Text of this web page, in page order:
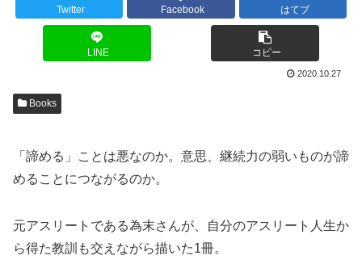
Twitter Facebook はてブ
LINE コピー
2020.10.27
Books
「諦める」ことは悪なのか。意思、継続力の弱いものが諦
めることにつながるのか。
元アスリートである為末さんが、自分のアスリート人生か
ら得た教訓も交えながら描いた1冊。